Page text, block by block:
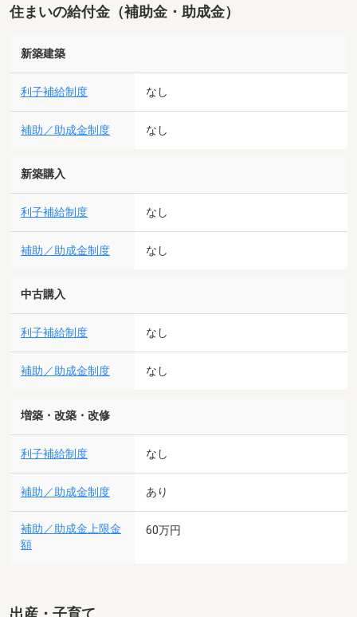
住まいの給付金（補助金・助成金）
新築建築
利子補給制度 なし
補助／助成金制度 なし
新築購入
利子補給制度 なし
補助／助成金制度 なし
中古購入
利子補給制度 なし
補助／助成金制度 なし
増築・改築・改修
利子補給制度 なし
補助／助成金制度 あり
補助／助成金上限金
額
60万円
出産・子育て